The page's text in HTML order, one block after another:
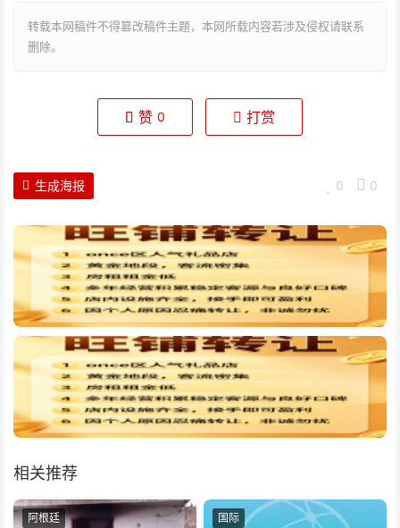
转载本网稿件不得篡改稿件主题，本网所载内容若涉及侵权请联系
删除。
赞 0 打赏
0 0
生成海报
相关推荐
阿根廷 国际